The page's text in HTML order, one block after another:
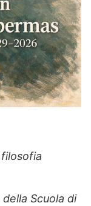
Scuola di